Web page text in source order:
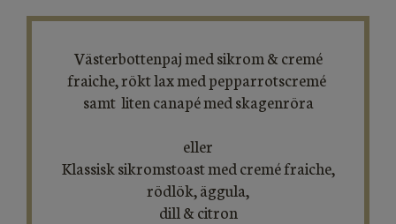
Västerbottenpaj med sikrom & cremé
fraiche, rökt lax med pepparrotscremé
samt liten canapé med skagenröra
eller
Klassisk sikromstoast med cremé fraiche,
rödlök, äggula,
​​​​​​​dill & citron